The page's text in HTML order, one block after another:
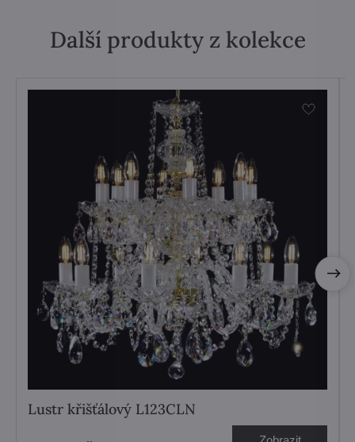
Další produkty z kolekce
Lustr křišťálový L123CLN